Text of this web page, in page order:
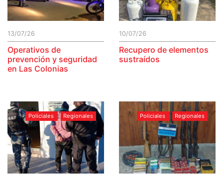
13/07/26
Operativos de
prevención y seguridad
en Las Colonias
10/07/26
Recupero de elementos
sustraídos
Policiales Regionales Policiales Regionales